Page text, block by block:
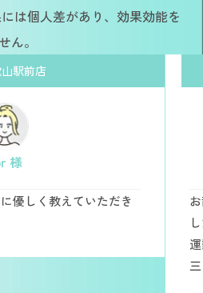
は個人差があり、効果効能を
ん。
駅前店
様
優しく教えていただき